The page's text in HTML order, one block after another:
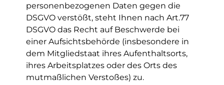
personenbezogenen Daten gegen die
DSGVO verstößt, steht Ihnen nach Art.77
DSGVO das Recht auf Beschwerde bei
einer Aufsichtsbehörde (insbesondere in
dem Mitgliedstaat ihres Aufenthaltsorts,
ihres Arbeitsplatzes oder des Orts des
mutmaßlichen Verstoßes) zu.